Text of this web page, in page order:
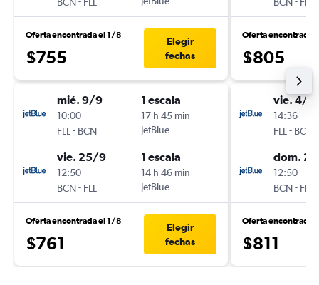
Oferta encontrada el 1/8
$755
Elegir
fechas
mié. 9/9
10:00
FLL - BCN
1 escala
17 h 45 min
JetBlue
vie. 25/9
12:50
BCN- FLL
1 escala
14 h 46 min
JetBlue
Oferta encontrada el 1/8
$761
Elegir
fechas
Oferta encontrada
$805
vie. 4/9
14:36
FLL - BCN
dom.
12:50
BCN- FLL
Oferta encontrada
$811